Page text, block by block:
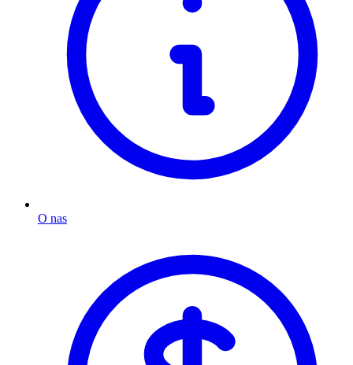
O nas